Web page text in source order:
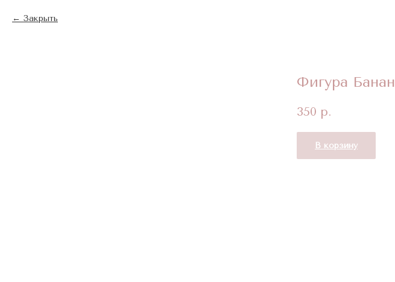
Закрыть
Фигура Банан
350 р.
В корзину